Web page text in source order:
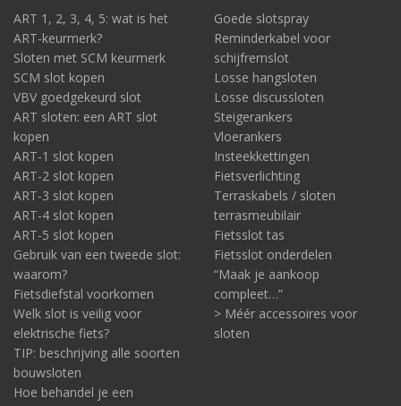
ART 1, 2, 3, 4, 5: wat is het
ART-keurmerk?
Sloten met SCM keurmerk
SCM slot kopen
VBV goedgekeurd slot
ART sloten: een ART slot
kopen
ART-1 slot kopen
ART-2 slot kopen
ART-3 slot kopen
ART-4 slot kopen
ART-5 slot kopen
Gebruik van een tweede slot:
waarom?
Fietsdiefstal voorkomen
Welk slot is veilig voor
elektrische fiets?
TIP: beschrijving alle soorten
bouwsloten
Hoe behandel je een
Goede slotspray
Reminderkabel voor
schijfremslot
Losse hangsloten
Losse discussloten
Steigerankers
Vloerankers
Insteekkettingen
Fietsverlichting
Terraskabels / sloten
terrasmeubilair
Fietsslot tas
Fietsslot onderdelen
“Maak je aankoop
compleet…”
> Méér accessoires voor
sloten